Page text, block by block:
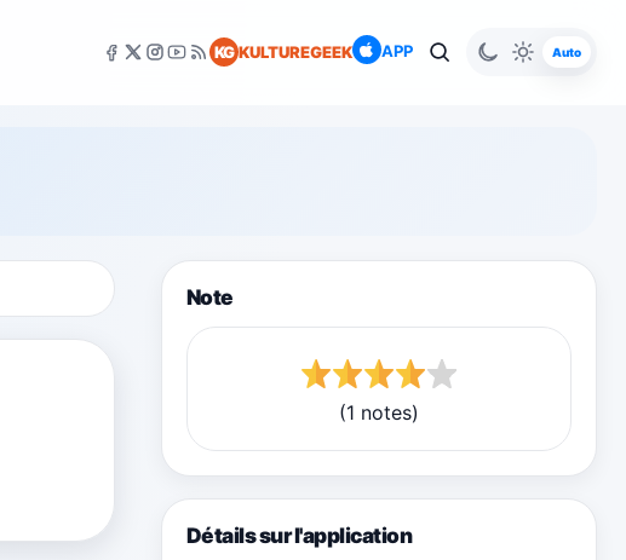
KG KULTUREGEEK APP Auto
Note
(1 notes)
Détails sur l'application